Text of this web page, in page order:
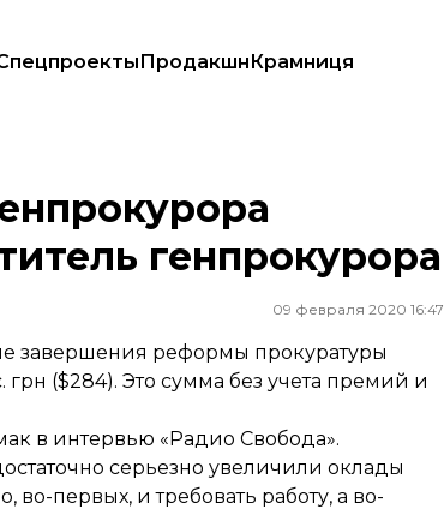
ПродакшнКрамниця
генпрокурора
09 февраля 2020 16:47
завершения реформы прокуратуры
грн ($284). Это сумма без учета премий и
в интервью «Радио Свобода».
серьезно увеличили оклады
первых, и требовать работу, а во-